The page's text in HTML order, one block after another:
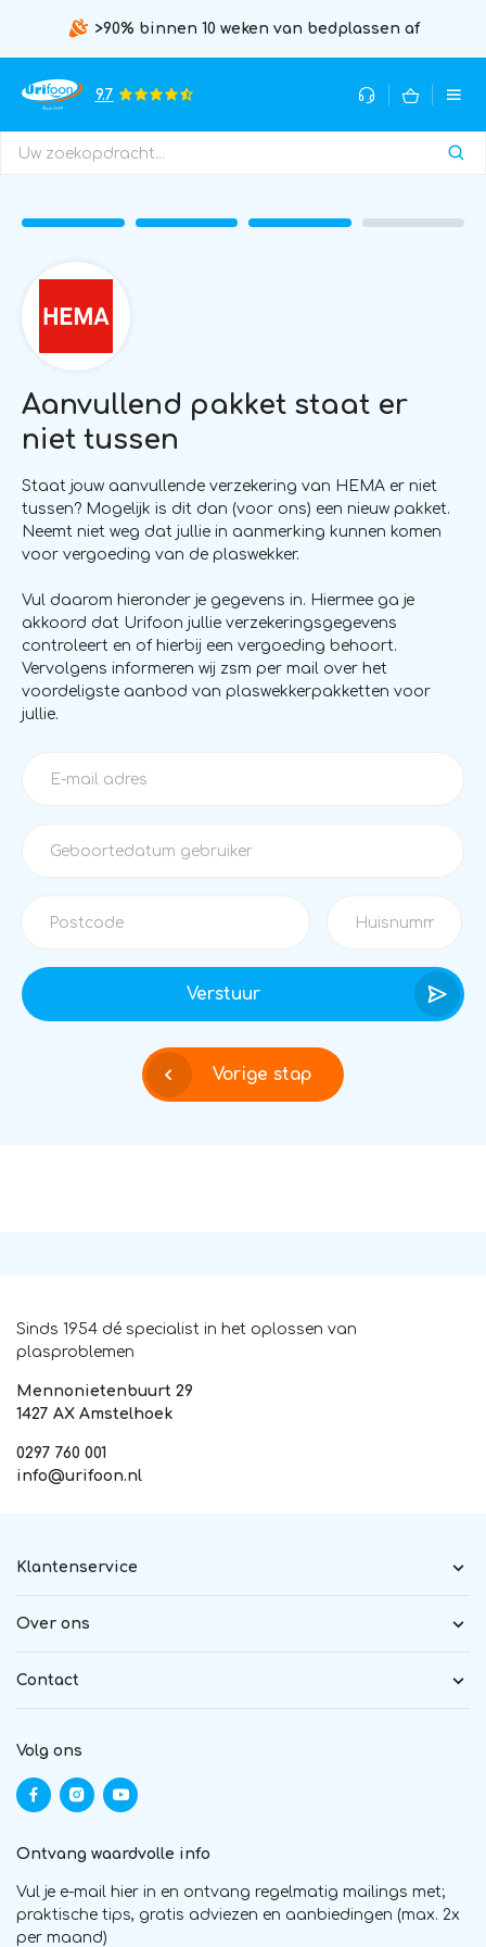
>90% binnen 10 weken van bedplassen af
9.7
Aanvullend pakket staat er
niet tussen
Staat jouw aanvullende verzekering van HEMA er niet
tussen? Mogelijk is dit dan (voor ons) een nieuw pakket.
Neemt niet weg dat jullie in aanmerking kunnen komen
voor vergoeding van de plaswekker.
Vul daarom hieronder je gegevens in. Hiermee ga je
akkoord dat Urifoon jullie verzekeringsgegevens
controleert en of hierbij een vergoeding behoort.
Vervolgens informeren wij zsm per mail over het
voordeligste aanbod van plaswekkerpakketten voor
jullie.
Verstuur
Vorige stap
Sinds 1954 dé specialist in het oplossen van
plasproblemen
Mennonietenbuurt 29
1427 AX Amstelhoek
0297 760 001
info@urifoon.nl
Klantenservice
Over ons
Contact
Volg ons
Ontvang waardvolle info
Vul je e-mail hier in en ontvang regelmatig mailings met;
praktische tips, gratis adviezen en aanbiedingen (max. 2x
per maand)